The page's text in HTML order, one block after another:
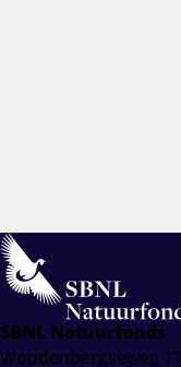
SBNL Natuurfonds
Woudenbergseweg 11